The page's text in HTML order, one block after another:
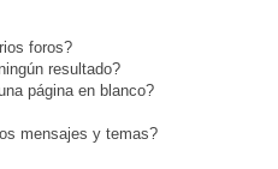
foros?
resultado?
página en blanco?
mensajes y temas?